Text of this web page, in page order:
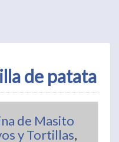
de patata
de Masito
y Tortillas,